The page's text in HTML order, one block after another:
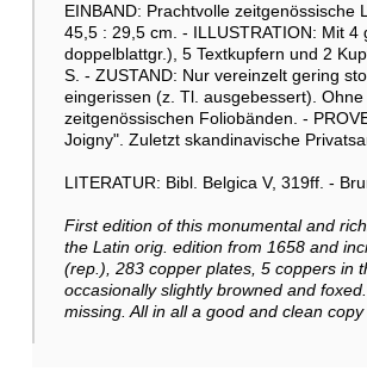
EINBAND: Prachtvolle
45,5 : 29,5 cm. - ILLUSTRATION: Mit
doppelblattgr.), 5 Textkupfern und 2
S. - ZUSTAND: Nur vereinzelt gering
eingerissen (z. Tl. ausgebessert).
zeitgenössischen Foliobänden. -
Joigny". Zuletzt skandinavische
LITERATUR: Bibl. Belgica V, 319ff. -
First edition of this monumental and
the Latin orig. edition from 1658 and
(rep.), 283 copper plates, 5 coppers in
occasionally slightly browned and
missing. All in all a good and clean